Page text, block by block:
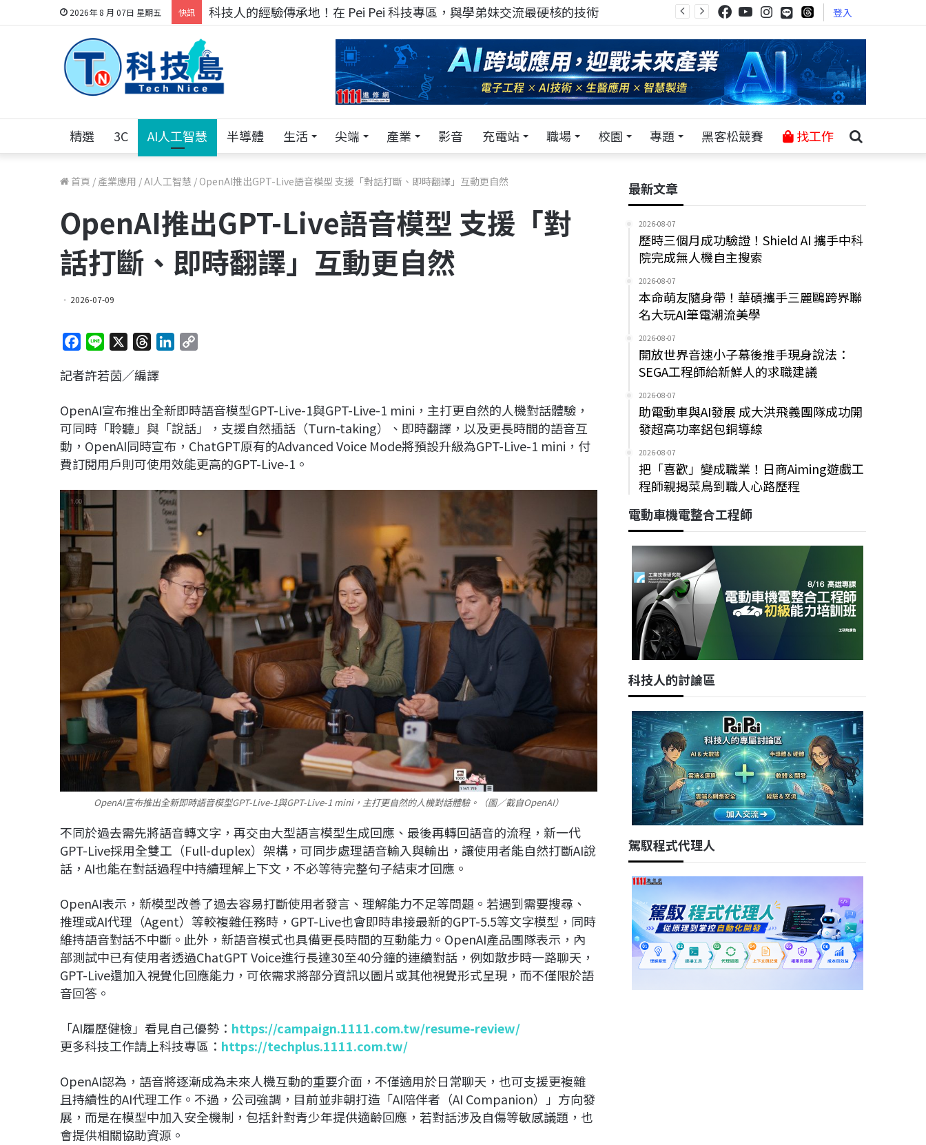
2026年 8 月 07日 星期五 快訊 科技人的經驗傳承地！在 Pei Pei 科技專區，與學弟妹交流最硬核的技術 登入
精選 3C AI人工智慧 半導體 生活 尖端 產業 影音 充電站 職場 校園 專題 黑客松競賽 找工作
首頁 / 產業應用 /AI人工智慧 / OpenAI推出GPT-Live語音模型 支援「對話打斷、即時翻譯」互動更自然
OpenAI推出GPT-Live語音模型 支援「對
話打斷、即時翻譯」互動更自然
2026-07-09
c
b
o
o
k
n
r
a
d
s
e
d
I
n
L
i
n
k
記者許若茵／編譯
OpenAI宣布推出全新即時語音模型GPT-Live-1與GPT-Live-1 mini，主打更自然的人機對話體驗，
可同時「聆聽」與「說話」，支援自然插話（Turn-taking）、即時翻譯，以及更長時間的語音互
動，OpenAI同時宣布，ChatGPT原有的Advanced Voice Mode將預設升級為GPT-Live-1 mini，付
費訂閱用戶則可使用效能更高的GPT-Live-1。
OpenAI宣布推出全新即時語音模型GPT-Live-1與GPT-Live-1 mini，主打更自然的人機對話體驗。（圖／截自OpenAI）
不同於過去需先將語音轉文字，再交由大型語言模型生成回應、最後再轉回語音的流程，新一代
GPT-Live採用全雙工（Full-duplex）架構，可同步處理語音輸入與輸出，讓使用者能自然打斷AI說
話，AI也能在對話過程中持續理解上下文，不必等待完整句子結束才回應。
OpenAI表示，新模型改善了過去容易打斷使用者發言、理解能力不足等問題。若遇到需要搜尋、
推理或AI代理（Agent）等較複雜任務時，GPT-Live也會即時串接最新的GPT-5.5等文字模型，同時
維持語音對話不中斷。此外，新語音模式也具備更長時間的互動能力。OpenAI產品團隊表示，內
部測試中已有使用者透過ChatGPT Voice進行長達30至40分鐘的連續對話，例如散步時一路聊天，
GPT-Live還加入視覺化回應能力，可依需求將部分資訊以圖片或其他視覺形式呈現，而不僅限於語
音回答。
「AI履歷健檢」看見自己優勢： https://campaign.1111.com.tw/resume-review/
更多科技工作請上科技專區： https://techplus.1111.com.tw/
OpenAI認為，語音將逐漸成為未來人機互動的重要介面，不僅適用於日常聊天，也可支援更複雜
且持續性的AI代理工作。不過，公司強調，目前並非朝打造「AI陪伴者（AI Companion）」方向發
展，而是在模型中加入安全機制，包括針對青少年提供適齡回應，若對話涉及自傷等敏感議題，也
會提供相關協助資源。
最新文章
2026-08-07
歷時三個月成功驗證！Shield AI 攜手中科
院完成無人機自主搜索
2026-08-07
本命萌友隨身帶！華碩攜手三麗鷗跨界聯
名大玩AI筆電潮流美學
2026-08-07
開放世界音速小子幕後推手現身說法：
SEGA工程師給新鮮人的求職建議
2026-08-07
助電動車與AI發展 成大洪飛義團隊成功開
發超高功率鋁包銅導線
2026-08-07
把「喜歡」變成職業！日商Aiming遊戲工
程師親揭菜鳥到職人心路歷程
電動車機電整合工程師
科技人的討論區
駕馭程式代理人